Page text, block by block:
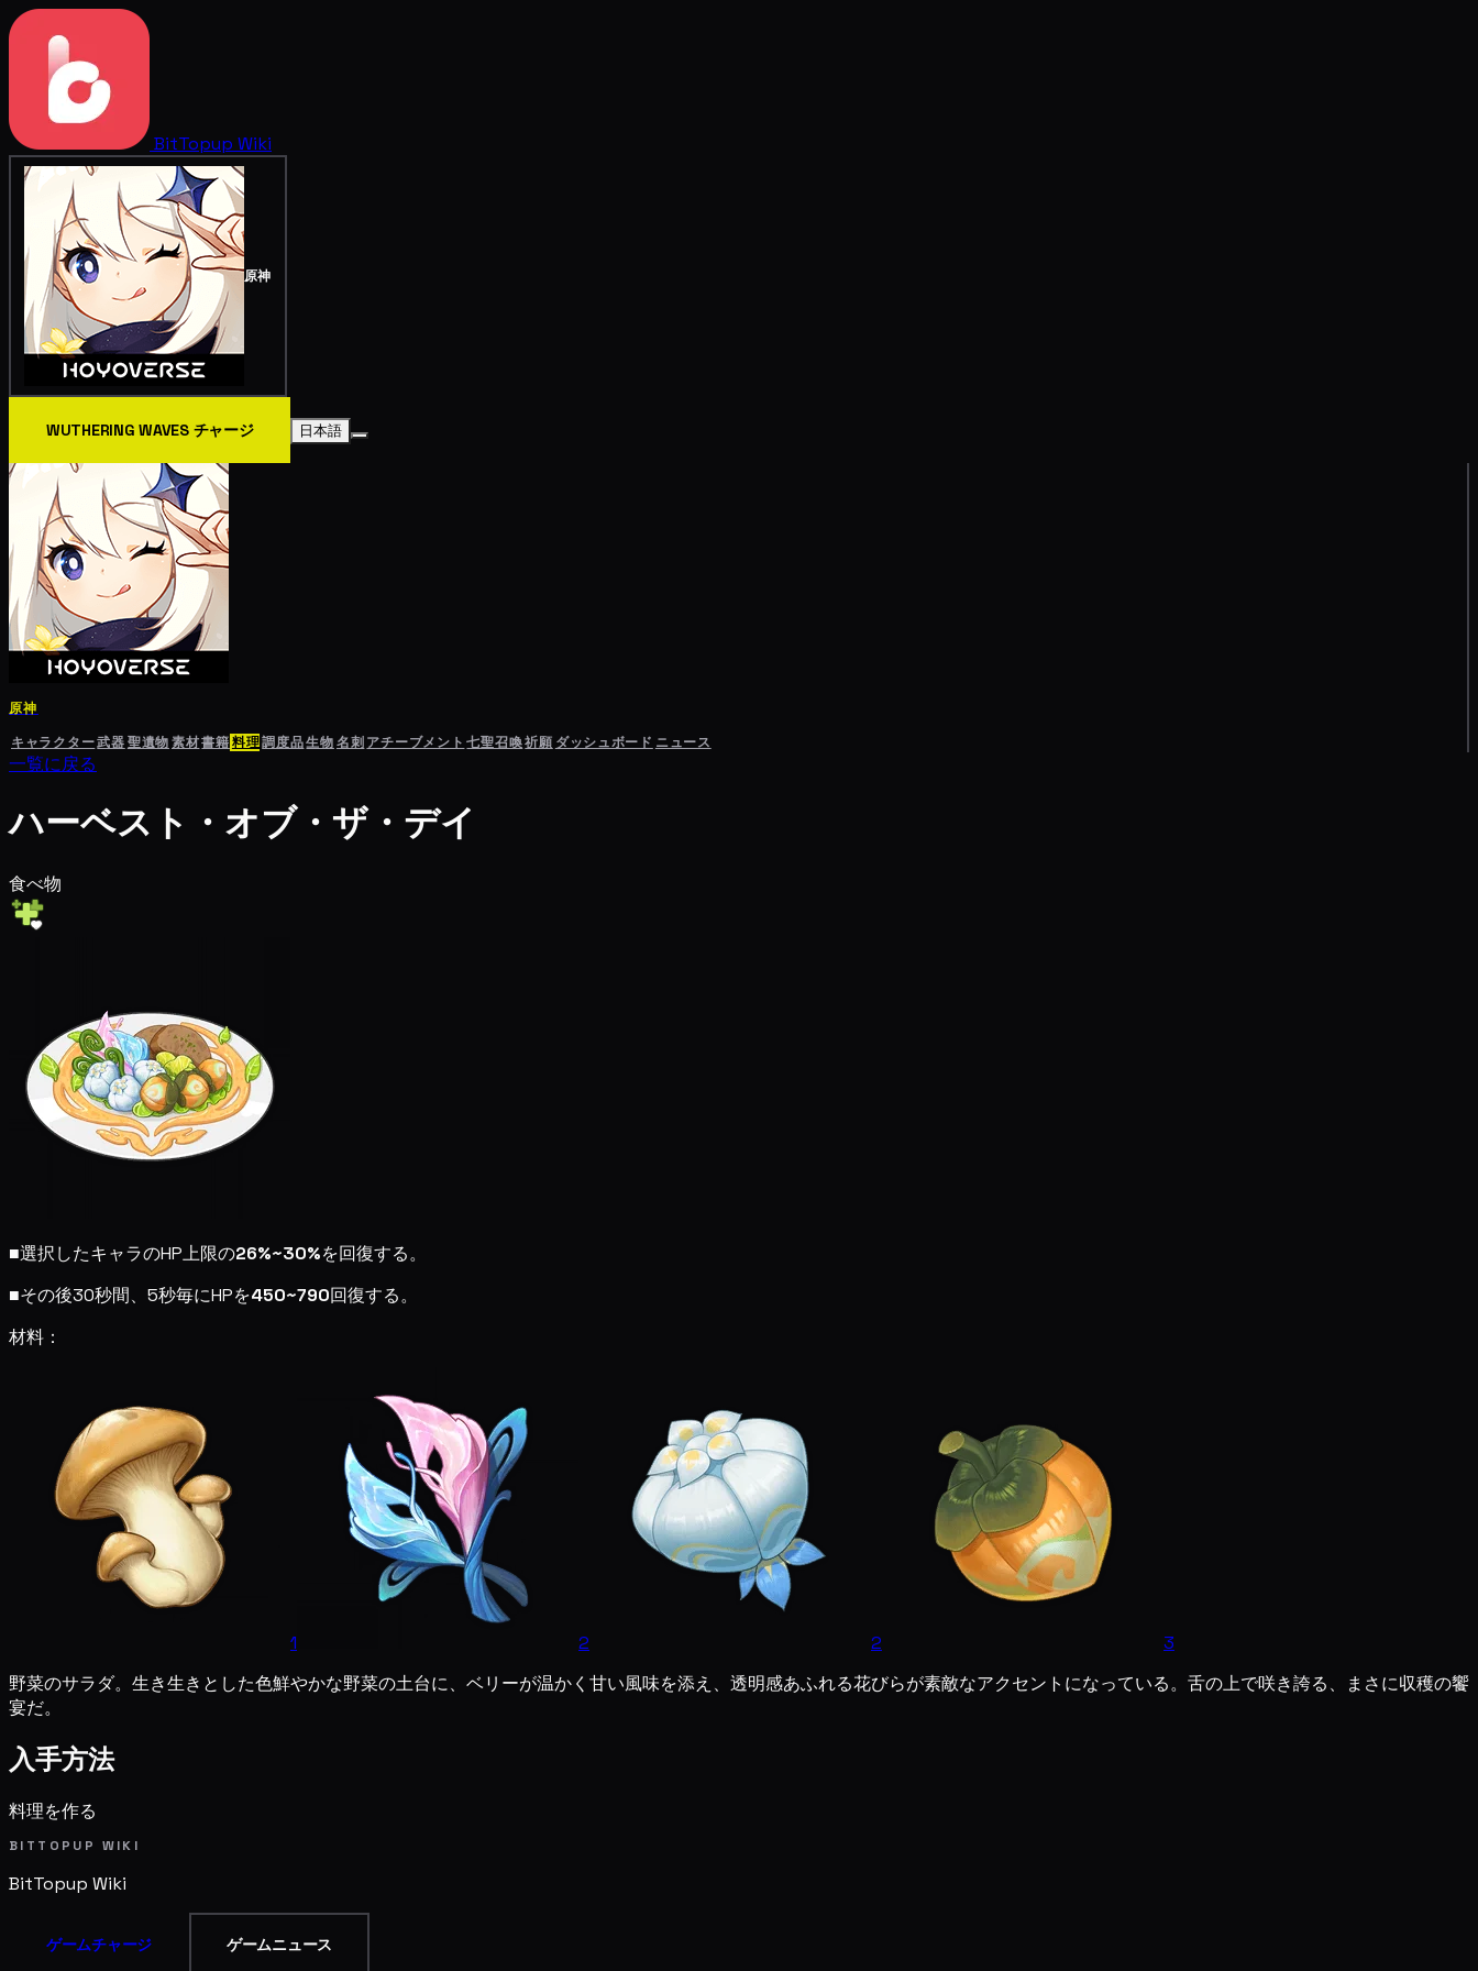
BitTopup Wiki
原神
WUTHERING WAVES チャージ 日本語
原神
キャラクター武器聖遺物素材書籍料理調度品生物名刺 アチーブメント 七聖召喚祈願 ダッシュボード ニュース
一覧に戻る
ハーベスト・オブ・ザ・デイ
食べ物
■選択したキャラのHP上限の26%~30%を回復する。
■その後30秒間、5秒毎にHPを450~790回復する。
材料：
1 2 2
3
野菜のサラダ。生き生きとした色鮮やかな野菜の土台に、ベリーが温かく甘い風味を添え、透明感あふれる花びらが素敵なアクセントになっている。舌の上で咲き誇る、まさに収穫の饗
宴だ。
入手方法
料理を作る
BITTOPUP WIKI
BitTopup Wiki
ゲームチャージ ゲームニュース